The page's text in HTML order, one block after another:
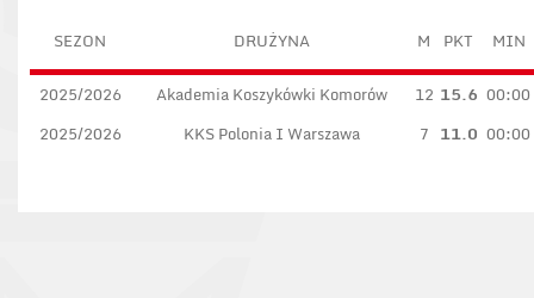
SEZON DRUŻYNA M PKT MIN
2025/2026 Akademia Koszykówki Komorów 12 15.6 00:00
2025/2026
KKS Polonia I Warszawa 7 11.0 00:00